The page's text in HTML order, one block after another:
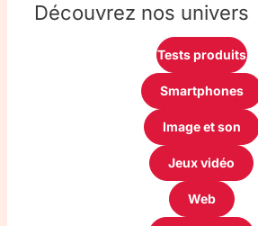
Découvrez nos univers
Tests produits
Smartphones
Image et son
Jeux vidéo
Web